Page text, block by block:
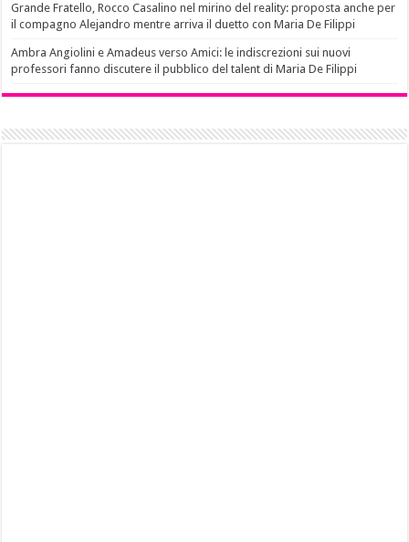
Grande Fratello, Rocco Casalino nel mirino del reality: proposta anche per
il compagno Alejandro mentre arriva il duetto con Maria De Filippi
Ambra Angiolini e Amadeus verso Amici: le indiscrezioni sui nuovi
professori fanno discutere il pubblico del talent di Maria De Filippi